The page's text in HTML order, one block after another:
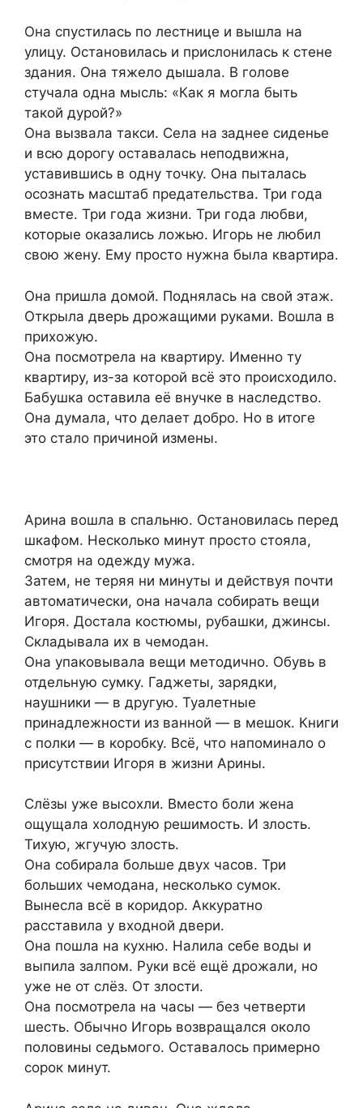
Она спустилась по лестнице и вышла на
улицу. Остановилась и прислонилась к стене
здания. Она тяжело дышала. В голове
стучала одна мысль: «Как я могла быть
такой дурой?»
Она вызвала такси. Села на заднее сиденье
и всю дорогу оставалась неподвижна,
уставившись в одну точку. Она пыталась
осознать масштаб предательства. Три года
вместе. Три года жизни. Три года любви,
которые оказались ложью. Игорь не любил
свою жену. Ему просто нужна была квартира.
Она пришла домой. Поднялась на свой этаж.
Открыла дверь дрожащими руками. Вошла в
прихожую.
Она посмотрела на квартиру. Именно ту
квартиру, из-за которой всё это происходило.
Бабушка оставила её внучке в наследство.
Она думала, что делает добро. Но в итоге
это стало причиной измены.
Арина вошла в спальню. Остановилась перед
шкафом. Несколько минут просто стояла,
смотря на одежду мужа.
Затем, не теряя ни минуты и действуя почти
автоматически, она начала собирать вещи
Игоря. Достала костюмы, рубашки, джинсы.
Складывала их в чемодан.
Она упаковывала вещи методично. Обувь в
отдельную сумку. Гаджеты, зарядки,
наушники — в другую. Туалетные
принадлежности из ванной — в мешок. Книги
с полки — в коробку. Всё, что напоминало о
присутствии Игоря в жизни Арины.
Слёзы уже высохли. Вместо боли жена
ощущала холодную решимость. И злость.
Тихую, жгучую злость.
Она собирала больше двух часов. Три
больших чемодана, несколько сумок.
Вынесла всё в коридор. Аккуратно
расставила у входной двери.
Она пошла на кухню. Налила себе воды и
выпила залпом. Руки всё ещё дрожали, но
уже не от слёз. От злости.
Она посмотрела на часы — без четверти
шесть. Обычно Игорь возвращался около
половины седьмого. Оставалось примерно
сорок минут.